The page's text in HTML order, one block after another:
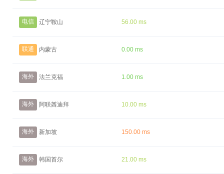
电信 辽宁鞍山 56.00 ms
联通 内蒙古 0.00 ms
海外 法兰克福 1.00 ms
海外 阿联酋迪拜 10.00 ms
海外 新加坡 150.00 ms
海外 韩国首尔 21.00 ms